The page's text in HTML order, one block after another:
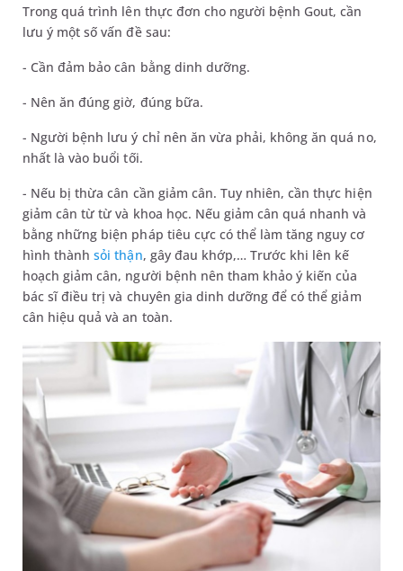
Trong quá trình lên thực đơn cho người bệnh Gout, cần
lưu ý một số vấn đề sau:
- Cần đảm bảo cân bằng dinh dưỡng.
- Nên ăn đúng giờ, đúng bữa.
- Người bệnh lưu ý chỉ nên ăn vừa phải, không ăn quá no,
nhất là vào buổi tối.
- Nếu bị thừa cân cần giảm cân. Tuy nhiên, cần thực hiện
giảm cân từ từ và khoa học. Nếu giảm cân quá nhanh và
bằng những biện pháp tiêu cực có thể làm tăng nguy cơ
hình thànhsỏi thận, gây đau khớp,… Trước khi lên kế
hoạch giảm cân, người bệnh nên tham khảo ý kiến của
bác sĩ điều trị và chuyên gia dinh dưỡng để có thể giảm
cân hiệu quả và an toàn.